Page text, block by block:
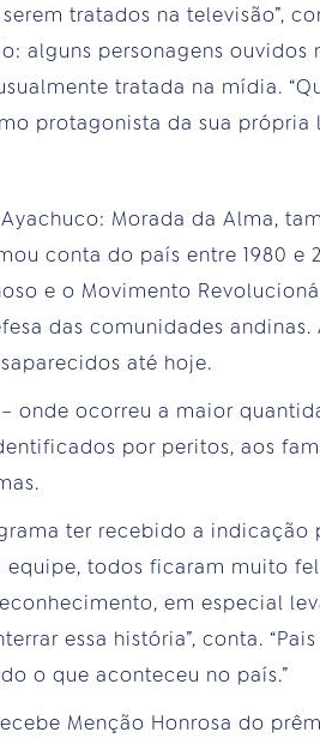
tratados na televisão”,
alguns personagens ouvidos
tratada na mídia.
protagonista da sua própria
Morada da Alma,
conta do país entre 1980 e
e o Movimento
das comunidades andinas.
até hoje.
onde ocorreu a maior
por peritos, aos
ter recebido a indicação
todos ficaram muito
em especial
essa história”, conta.
o que aconteceu no país.”
Menção Honrosa do